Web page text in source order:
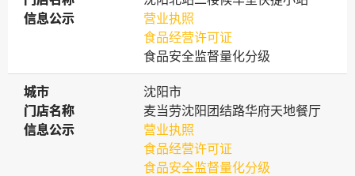
信息公示
信息公示
营业执照
食品经营许可证
食品安全监督量化分级
城市
城市
沈阳市
门店名称
门店名称
麦当劳沈阳团结路华府天地餐厅
信息公示
信息公示
营业执照
食品经营许可证
食品安全监督量化分级